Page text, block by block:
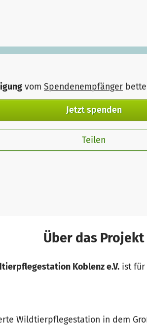
vom Spendenempfänger
Jetzt spenden
Teilen
Über das Projekt
Koblenz e.V.ist für
Wildtierpflegestation in dem